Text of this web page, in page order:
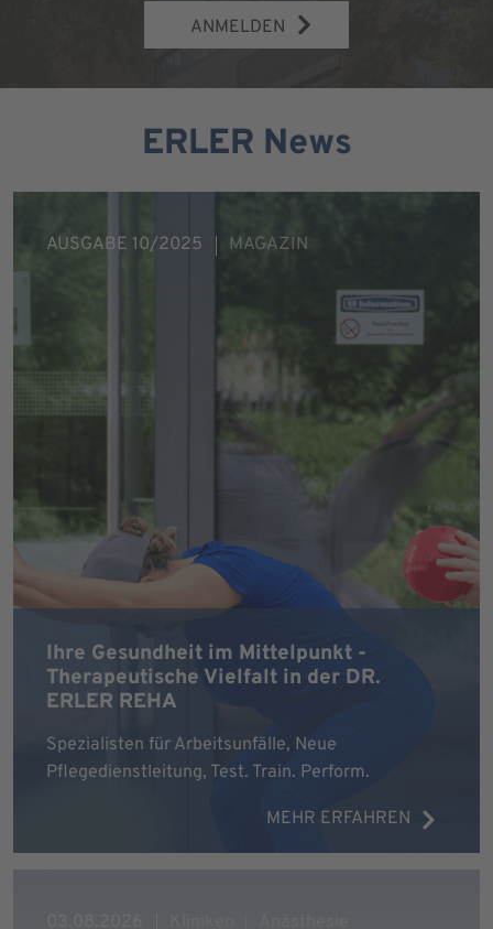
ANMELDEN
ERLER News
Ihre Gesundheit im Mittelpunkt -
Therapeutische Vielfalt in der DR.
ERLER REHA
Spezialisten für Arbeitsunfälle, Neue
Pflegedienstleitung, Test. Train. Perform.
MEHR ERFAHREN
AUSGABE 10/2025 MAGAZIN